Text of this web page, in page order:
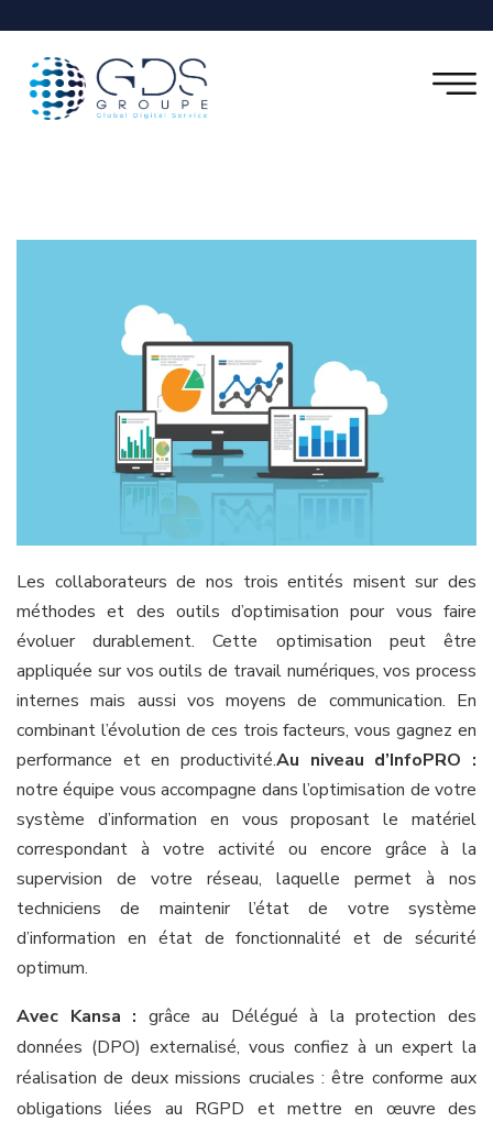
Les collaborateurs de nos trois entités misent sur des
méthodes et des outils d’optimisation pour vous faire
évoluer durablement. Cette optimisation peut être
appliquée sur vos outils de travail numériques, vos process
internes mais aussi vos moyens de communication. En
combinant l’évolution de ces trois facteurs, vous gagnez en
performance et en productivité.Au niveau d’InfoPRO :
notre équipe vous accompagne dans l’optimisation de votre
système d’information en vous proposant le matériel
correspondant à votre activité ou encore grâce à la
supervision de votre réseau, laquelle permet à nos
techniciens de maintenir l’état de votre système
d’information en état de fonctionnalité et de sécurité
optimum.
Avec Kansa : grâce au Délégué à la protection des
données (DPO) externalisé, vous confiez à un expert la
réalisation de deux missions cruciales : être conforme aux
obligations liées au RGPD et mettre en œuvre des